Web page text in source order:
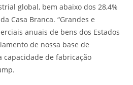
global, bem abaixo dos 28,4%
Casa Branca. “Grandes e
anuais de bens dos Estados
de nossa base de
de fabricação